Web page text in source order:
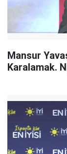
Mansur
Karalamak.